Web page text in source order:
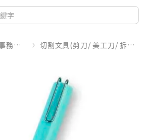
事務文具 切割文具(剪刀/ 美工刀/ 拆信刀)